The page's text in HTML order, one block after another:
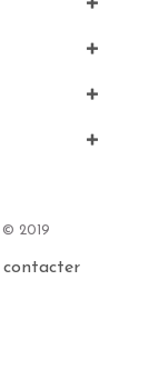
2019
contacter